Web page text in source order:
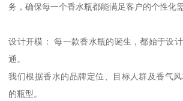
务，确保每一个香水瓶都能满足客户的个性化需
设计开模： 每一款香水瓶的诞生，都始于设
通。
我们根据香水的品牌定位、目标人群及香气
的瓶型。